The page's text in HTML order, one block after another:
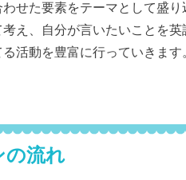
せた要素をテーマとして盛り
え、自分が言いたいことを英
活動を豊富に行っていきます
の流れ